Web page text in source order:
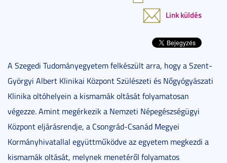
Link küldés
A Szegedi Tudományegyetem felkészült arra, hogy a Szent-
Györgyi Albert Klinikai Központ Szülészeti és Nőgyógyászati
Klinika oltóhelyein a kismamák oltását folyamatosan
végezze. Amint megérkezik a Nemzeti Népegészségügyi
Központ eljárásrendje, a Csongrád-Csanád Megyei
Kormányhivatallal együttműködve az egyetem megkezdi a
kismamák oltását, melynek menetéről folyamatos